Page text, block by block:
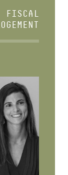
FISCAL